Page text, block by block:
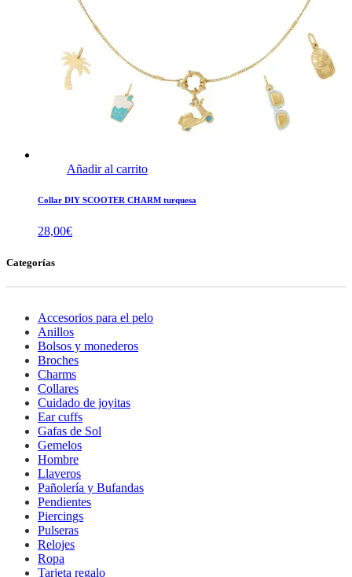
Añadir al carrito
Collar DIY SCOOTER CHARM turquesa
28,00€
Categorías
Accesorios para el pelo
Anillos
Bolsos y monederos
Broches
Charms
Collares
Cuidado de joyitas
Ear cuffs
Gafas de Sol
Gemelos
Hombre
Llaveros
Pañolería y Bufandas
Pendientes
Piercings
Pulseras
Relojes
Ropa
Tarjeta regalo